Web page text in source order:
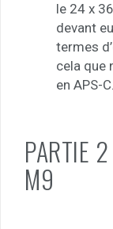
le 24 x
devant
termes
cela que
en APS-
PARTIE
M9